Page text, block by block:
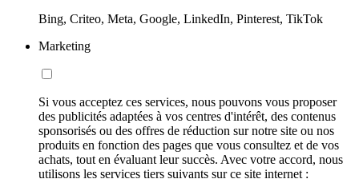
Bing, Criteo, Meta, Google, LinkedIn, Pinterest, TikTok
Marketing
Si vous acceptez ces services, nous pouvons vous proposer
des publicités adaptées à vos centres d'intérêt, des contenus
sponsorisés ou des offres de réduction sur notre site ou nos
produits en fonction des pages que vous consultez et de vos
achats, tout en évaluant leur succès. Avec votre accord, nous
utilisons les services tiers suivants sur ce site internet :